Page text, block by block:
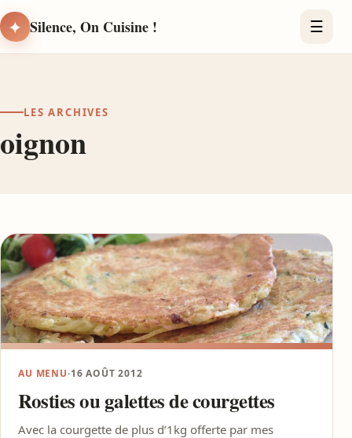
✦ Silence, On Cuisine ! ☰
LES ARCHIVES
oignon
AU MENU·16 AOÛT 2012
Rosties ou galettes de courgettes
Avec la courgette de plus d’1kg offerte par mes